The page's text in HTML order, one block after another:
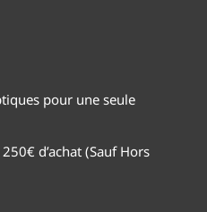
pour une seule
d’achat (Sauf Hors